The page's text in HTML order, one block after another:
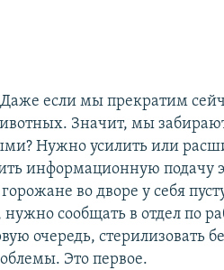
если мы прекратим
Значит, мы
Нужно усилить или
информационную подачу
горожане во дворе у себя
сообщать в отдел по
очередь, стерилизовать
Это первое.